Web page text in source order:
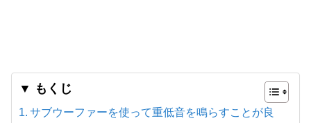
▼ もくじ
サブウーファーを使って重低音を鳴らすことが良